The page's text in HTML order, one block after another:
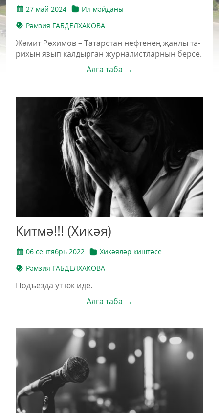
27 май 2024
Ил мәйданы
Рәмзия ГАБДЕЛХАКОВА
Җә­мит Рә­хи­мов – Та­тарс­тан неф­те­нең җан­лы та­
ри­хын язып кал­дыр­ган жур­на­лист­лар­ның бер­се.
Алга таба →
Китмә!!! (Хикәя)
06 сентябрь 2022
Хикәяләр киштәсе
Рәмзия ГАБДЕЛХАКОВА
Подъезда ут юк иде.
Алга таба →